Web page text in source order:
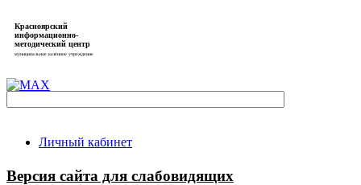
Красноярский
информационно-
методический центр
муниципальное казённое учреждение
Личный кабинет
Версия сайта для слабовидящих